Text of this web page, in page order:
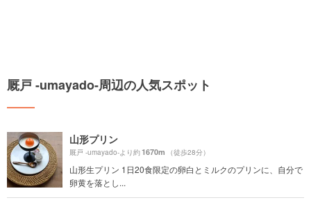
厩戸 -umayado-周辺の人気スポット
山形プリン
厩戸 -umayado-より約1670m （徒歩28分）
山形生プリン 1日20食限定の卵白とミルクのプリンに、自分で
卵黄を落とし...